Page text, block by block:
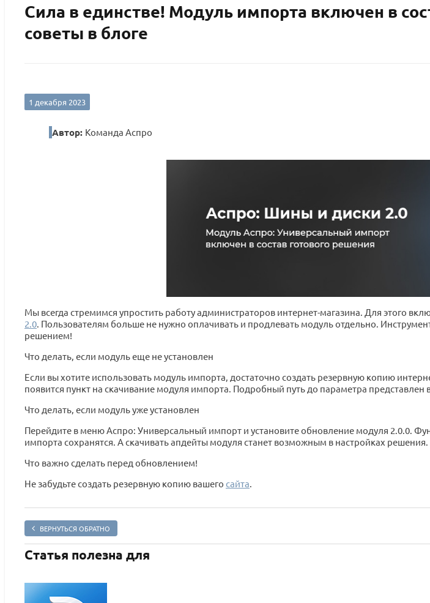
Сила в единстве! Модуль импорта включен в
советы в блоге
1 декабря 2023
Автор: Команда Аспро
Мы всегда стремимся упростить работу администраторов интернет-магазина. Для этого
2.0. Пользователям больше не нужно оплачивать и продлевать модуль отдельно.
решением!
Что делать, если модуль еще не установлен
Если вы хотите использовать модуль импорта, достаточно создать резервную копию
появится пункт на скачивание модуля импорта. Подробный путь до параметра
Что делать, если модуль уже установлен
Перейдите в меню Аспро: Универсальный импорт и установите обновление модуля 2.0.0.
импорта сохранятся. А скачивать апдейты модуля станет возможным в настройках решения.
Что важно сделать перед обновлением!
Не забудьте создать резервную копию вашего сайта.
ВЕРНУТЬСЯ ОБРАТНО
Статья полезна для